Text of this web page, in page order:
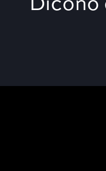
Dicono